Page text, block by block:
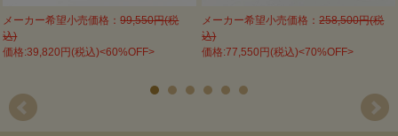
メーカー希望小売価格：99,550円(税
込)
価格:39,820円(税込)<60%OFF>
メーカー希望小売価格：258,500円(税
込)
価格:77,550円(税込)<70%OFF>